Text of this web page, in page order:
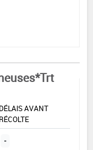
DÉLAIS AVANT
RÉCOLTE
-